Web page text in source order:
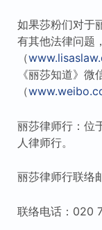
如果莎粉们对于
有其他法律问题
（
《丽莎知道》
（
丽莎律师行：位
人律师行。
丽莎律师行联络
联络电话：020